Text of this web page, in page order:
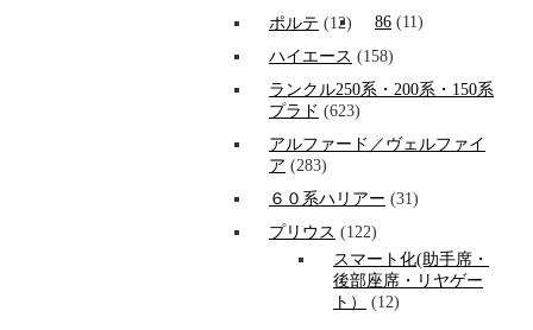
ポルテ (12) 86 (11)
ハイエース (158)
ランクル250系・200系・150系
プラド (623)
アルファード／ヴェルファイ
ア (283)
６０系ハリアー (31)
プリウス (122)
スマート化(助手席・
後部座席・リヤゲー
ト）
(12)